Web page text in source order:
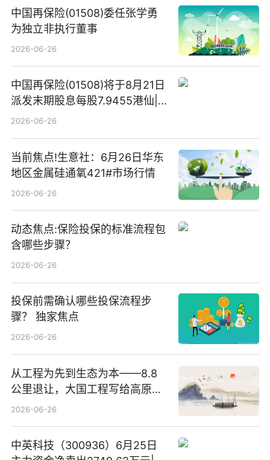
中国再保险(01508)委任张学勇
为独立非执行董事
2026-06-26
中国再保险(01508)将于8月21日
派发末期股息每股7.9455港仙|
看点
2026-06-26
当前焦点!生意社：6月26日华东
地区金属硅通氧421#市场行情
2026-06-26
动态焦点:保险投保的标准流程包
含哪些步骤？
2026-06-26
投保前需确认哪些投保流程步
骤？ 独家焦点
2026-06-26
从工程为先到生态为本——8.8
公里退让，大国工程写给高原生
灵的温柔情书
2026-06-26
中英科技（300936）6月25日